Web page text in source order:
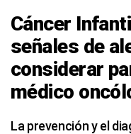
Cáncer
señales de
considerar
médico
La prevención y el